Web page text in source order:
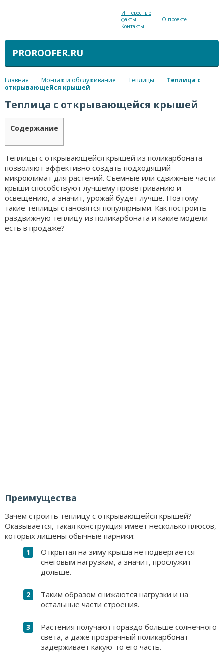
Интересные
факты
О проекте
Контакты
PROROOFER.RU
Главная Монтаж и обслуживание Теплицы
Теплица с
открывающейся крышей
Теплица с открывающейся крышей
Содержание
Теплицы с открывающейся крышей из поликарбоната
позволяют эффективно создать подходящий
микроклимат для растений. Съемные или сдвижные части
крыши способствуют лучшему проветриванию и
освещению, а значит, урожай будет лучше. Поэтому
такие теплицы становятся популярными. Как построить
раздвижную теплицу из поликарбоната и какие модели
есть в продаже?
Преимущества
Зачем строить теплицу с открывающейся крышей?
Оказывается, такая конструкция имеет несколько плюсов,
которых лишены обычные парники:
Открытая на зиму крыша не подвергается
снеговым нагрузкам, а значит, прослужит
дольше.
Таким образом снижаются нагрузки и на
остальные части строения.
Растения получают гораздо больше солнечного
света, а даже прозрачный поликарбонат
задерживает какую-то его часть.